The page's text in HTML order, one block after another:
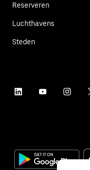
Reserveren
Luchthavens
Steden